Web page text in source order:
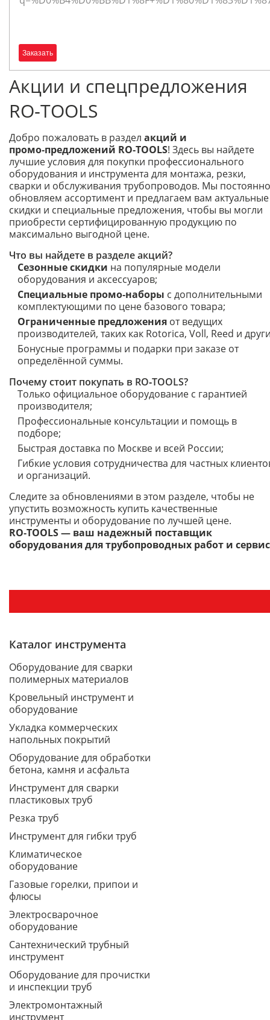
Заказать
Акции и спецпредложения
RO‑TOOLS
Добро пожаловать в раздел акций и
промо‑предложений RO‑TOOLS! Здесь вы найдете
лучшие условия для покупки профессионального
оборудования и инструмента для монтажа, резки,
сварки и обслуживания трубопроводов. Мы постоянно
обновляем ассортимент и предлагаем вам актуальные
скидки и специальные предложения, чтобы вы могли
приобрести сертифицированную продукцию по
максимально выгодной цене.
Что вы найдете в разделе акций?
Сезонные скидки на популярные модели
оборудования и аксессуаров;
Специальные промо‑наборы с дополнительными
комплектующими по цене базового товара;
Ограниченные предложения от ведущих
производителей, таких как Rotorica, Voll, Reed и
Бонусные программы и подарки при заказе от
определённой суммы.
Почему стоит покупать в RO‑TOOLS?
Только официальное оборудование с гарантией
производителя;
Профессиональные консультации и помощь в
подборе;
Быстрая доставка по Москве и всей России;
Гибкие условия сотрудничества для частных
и организаций.
Следите за обновлениями в этом разделе, чтобы не
упустить возможность купить качественные
инструменты и оборудование по лучшей цене.
RO‑TOOLS — ваш надежный поставщик
оборудования для трубопроводных работ и
Каталог инструмента
Оборудование для сварки
полимерных материалов
Кровельный инструмент и
оборудование
Укладка коммерческих
напольных покрытий
Оборудование для обработки
бетона, камня и асфальта
Инструмент для сварки
пластиковых труб
Резка труб
Инструмент для гибки труб
Климатическое
оборудование
Газовые горелки, припои и
флюсы
Электросварочное
оборудование
Сантехнический трубный
инструмент
Оборудование для прочистки
и инспекции труб
Электромонтажный
инструмент